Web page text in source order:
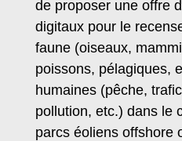
de proposer une offre
digitaux pour le
faune (oiseaux,
poissons, pélagiques,
humaines (pêche,
pollution, etc.) dans le
parcs éoliens offshore